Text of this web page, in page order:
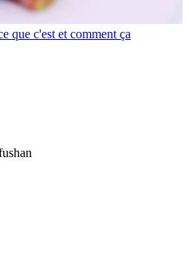
que c'est et comment ça